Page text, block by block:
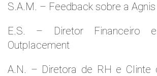
S.A.M. – Feedback sobre a Agnis
E.S. – Diretor Financeiro
Outplacement
A.N. – Diretora de RH e Clinte